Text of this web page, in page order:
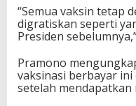
“Semua vaksin tetap
digratiskan seperti
Presiden
Pramono
vaksinasi berbayar
setelah